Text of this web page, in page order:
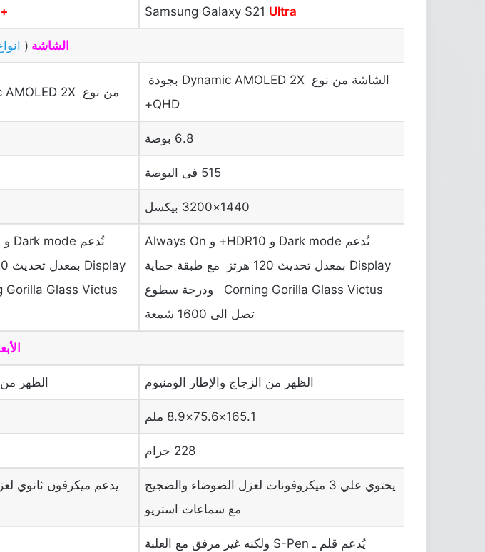
Samsung Galaxy S21 Ultra
+
الشاشة (
الشاشة من نوع Dynamic AMOLED 2X بجودة
QHD+
من نوع Dynamic AMOLED 2X بجودة +FHD
6.8 بوصة
515 فى البوصة
1440×3200 بيكسل
تُدعم Dark mode و HDR10+ و Always On
Display بمعدل تحديث 120 هرتز مع طبقة حماية
Corning Gorilla Glass Victus ودرجة سطوع
تصل الى 1600 شمعة
الظهر من الزجاج والإطار الومنيوم الظهر من
228 جرام
يحتوي علي 3 ميكروفونات لعزل الضوضاء والضجيج
مع سماعات استريو
يدعم ميكرفون ثانوي
يُدعم قلم ـ S-Pen ولكنه غير مرفق مع العلبة